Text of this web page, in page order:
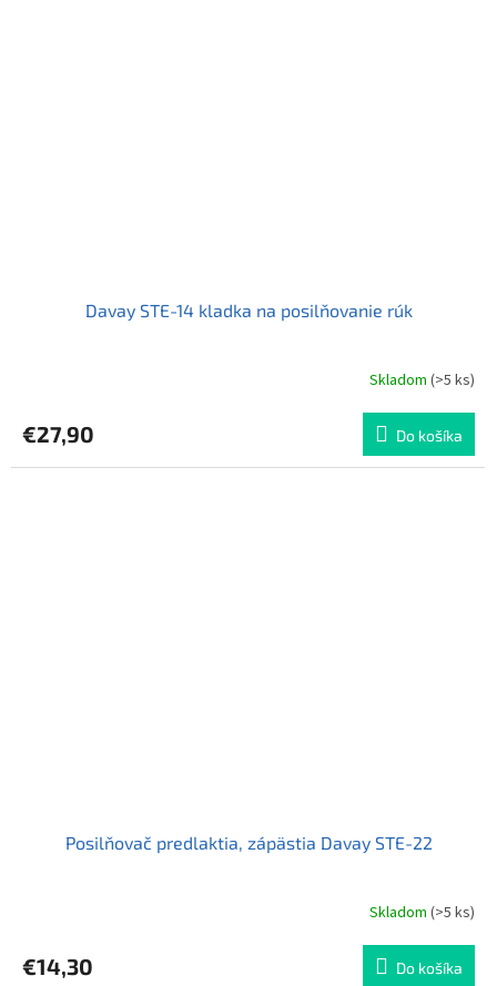
Davay STE-14 kladka na posilňovanie rúk
Skladom (>5 ks)
€27,90 Do košíka
Posilňovač predlaktia, zápästia Davay STE-22
Skladom (>5 ks)
€14,30 Do košíka